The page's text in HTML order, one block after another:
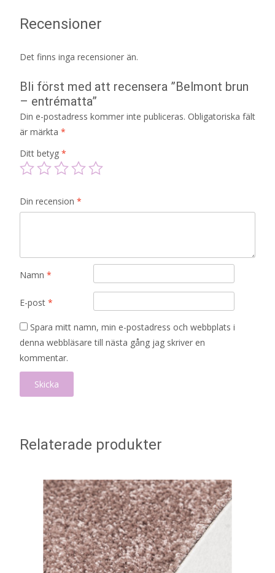
Recensioner
Det finns inga recensioner än.
Bli först med att recensera ”Belmont brun
– entrématta”
Din e-postadress kommer inte publiceras. Obligatoriska fält
är märkta *
Ditt betyg *
Din recension *
Namn *
E-post *
Spara mitt namn, min e-postadress och webbplats i
denna webbläsare till nästa gång jag skriver en
kommentar.
Relaterade produkter